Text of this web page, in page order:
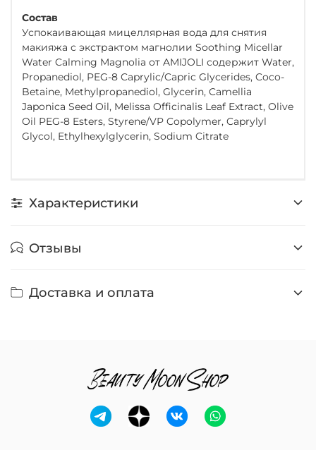
Состав
Успокаивающая мицеллярная вода для снятия
макияжа с экстрактом магнолии Soothing Micellar
Water Calming Magnolia от AMIJOLI содержит Water,
Propanediol, PEG-8 Caprylic/Capric Glycerides, Coco-
Betaine, Methylpropanediol, Glycerin, Camellia
Japonica Seed Oil, Melissa Officinalis Leaf Extract, Olive
Oil PEG-8 Esters, Styrene/VP Copolymer, Caprylyl
Glycol, Ethylhexylglycerin, Sodium Citrate
Характеристики
Отзывы
Доставка и оплата